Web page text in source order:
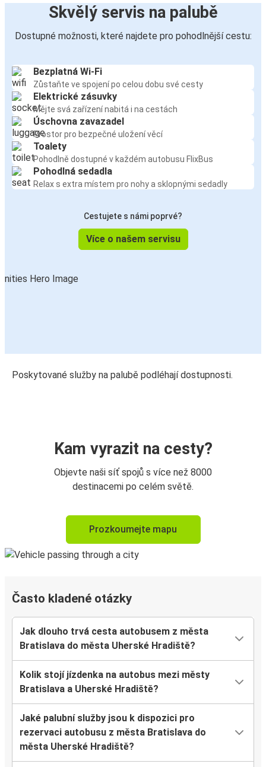
Skvělý servis na palubě
Dostupné možnosti, které najdete pro pohodlnější cestu:
Bezplatná Wi-Fi
Zůstaňte ve spojení po celou dobu své cesty
Elektrické zásuvky
Mějte svá zařízení nabitá i na cestách
Úschovna zavazadel
Prostor pro bezpečné uložení věcí
Toalety
Pohodlně dostupné v každém autobusu FlixBus
Pohodlná sedadla
Relax s extra místem pro nohy a sklopnými sedadly
Cestujete s námi poprvé?
Více o našem servisu
Poskytované služby na palubě podléhají dostupnosti.
Kam vyrazit na cesty?
Objevte naši síť spojů s více než 8000
destinacemi po celém světě.
Prozkoumejte mapu
Často kladené otázky
Jak dlouho trvá cesta autobusem z města
Bratislava do města Uherské Hradiště?
Kolik stojí jízdenka na autobus mezi městy
Bratislava a Uherské Hradiště?
Jaké palubní služby jsou k dispozici pro
rezervaci autobusu z města Bratislava do
města Uherské Hradiště?